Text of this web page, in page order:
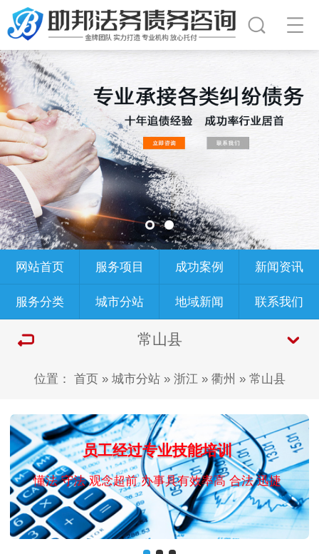
网站首页 服务项目 成功案例 新闻资讯
服务分类 城市分站 地域新闻 联系我们
常山县
位置： 首页» 城市分站» 浙江» 衢州 » 常山县
员工经过专业技能培训
懂法 守法 观念超前 办事具有效率高 合法 迅捷